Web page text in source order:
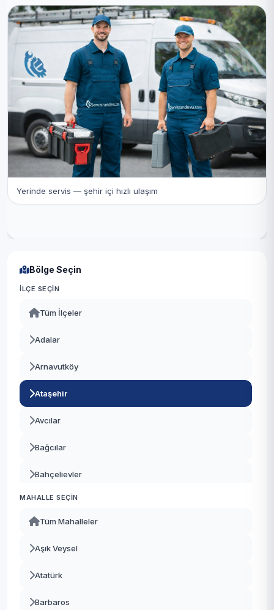
Yerinde servis — şehir içi hızlı ulaşım
Bölge Seçin
İLÇE SEÇIN
Tüm İlçeler
Adalar
Arnavutköy
Ataşehir
Avcılar
Bağcılar
Bahçelievler
Bakırköy
Başakşehir
Bayrampaşa
MAHALLE SEÇIN
Tüm Mahalleler
Aşık Veysel
Atatürk
Barbaros